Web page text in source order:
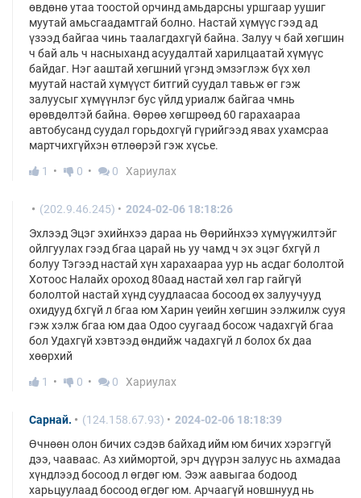
өвдөнө утаа тоостой орчинд амьдарсны уршгаар уушиг
муутай амьсгаадамтгай болно. Настай хүмүүс гээд ад
үзээд байгаа чинь таалагдахгүй байна. Залуу ч бай хөгшин
ч бай аль ч насныханд асуудалтай харилцаатай хүмүүс
байдаг. Нэг ааштай хөгшний үгэнд эмзэглэж бүх хөл
муутай настай хүмүүст битгий суудал тавьж өг гэж
залуусыг хүмүүнлэг бус үйлд уриалж байгаа чмнь
өрөвдөлтэй байна. Өөрөө хөгшрөөд 60 гарахаараа
автобусанд суудал горьдохгүй гүрийгээд явах ухамсраа
мартчихгүйхэн өтлөөрэй гэж хүсье.
1
0 0 Хариулах
(202.9.46.245)
2024-02-06 18:18:26
Эхлээд Эцэг эхийнхээ дараа нь Өөрийнхээ хүмүүжилтэйг
ойлгуулах гээд бгаа царай нь уу чамд ч эх эцэг бхгүй л
болуу Тэгээд настай хүн харахаараа уур нь асдаг бололтой
Хотоос Налайх ороход 80аад настай хөл гар гайгүй
бололтой настай хүнд суудлаасаа босоод өх залуучууд
охидууд бхгүй л бгаа юм Харин үеийн хөгшин ээлжилж сууя
гэж хэлж бгаа юм даа Одоо суугаад босож чадахгүй бгаа
бол Удахгүй хэвтээд өндийж чадахгүй л болох бх даа
хөөрхий
1
0 0 Хариулах
Сарнай. (124.158.67.93)
2024-02-06 18:18:39
Өчнөөн олон бичих сэдэв байхад ийм юм бичих хэрэггүй
дээ, чааваас. Аз хиймортой, эрч дүүрэн залуус нь ахмадаа
хүндлээд босоод л өгдөг юм. Ээж аавыгаа бодоод
харьцуулаад босоод өгдөг юм. Арчаагүй новшнууд нь